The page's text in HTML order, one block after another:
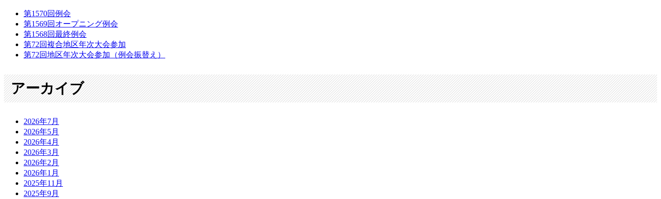
第1570回例会
第1569回オープニング例会
第1568回最終例会
第72回複合地区年次大会参加
第72回地区年次大会参加（例会振替え）
アーカイブ
2026年7月
2026年5月
2026年4月
2026年3月
2026年2月
2026年1月
2025年11月
2025年9月